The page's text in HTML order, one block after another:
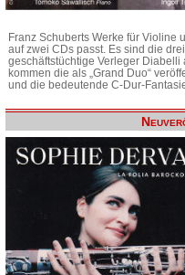
Franz Schuberts Werke für Violine
auf zwei CDs passt. Es sind die
geschäftstüchtige Verleger Diabelli
kommen die als „Grand Duo“
und die bedeutende C-Dur-